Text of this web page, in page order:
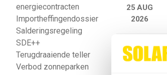
energiecontracten
Importheffingendossier
Salderingsregeling
SDE++
Terugdraaiende teller
Verbod zonneparken
25 AUG
2026
25 AUG
2026